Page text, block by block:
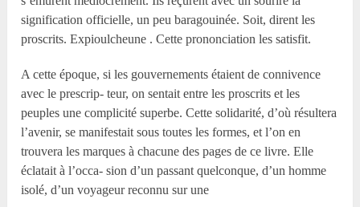
signification officielle, un peu baragouinée. Soit, dirent les
proscrits. Expioulcheune . Cette prononciation les satisfit.
A cette époque, si les gouvernements étaient de connivence
avec le prescrip- teur, on sentait entre les proscrits et les
peuples une complicité superbe. Cette solidarité, d’où résultera
l’avenir, se manifestait sous toutes les formes, et l’on en
trouvera les marques à chacune des pages de ce livre. Elle
éclatait à l’occa- sion d’un passant quelconque, d’un homme
isolé, d’un voyageur reconnu sur une